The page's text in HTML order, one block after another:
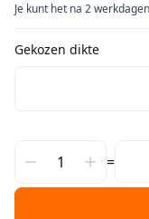
Je kunt het na 2
Gekozen dikte
=